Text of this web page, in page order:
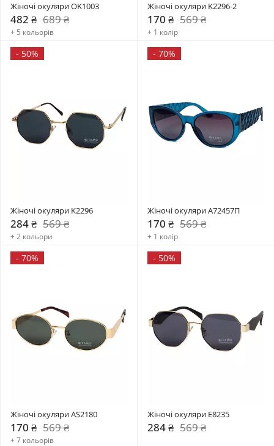
Жіночі окуляри OK1003
482 ₴ 689 ₴
+ 5 кольорів
Жіночі окуляри K2296-2
170 ₴ 569 ₴
+ 1 колір
- 50%
Жіночі окуляри K2296
284 ₴ 569 ₴
+ 2 кольори
- 70%
Жіночі окуляри А72457П
170 ₴ 569 ₴
+ 1 колір
- 70%
Жіночі окуляри AS2180
170 ₴ 569 ₴
+ 7 кольорів
- 50%
Жіночі окуляри E8235
284 ₴ 569 ₴